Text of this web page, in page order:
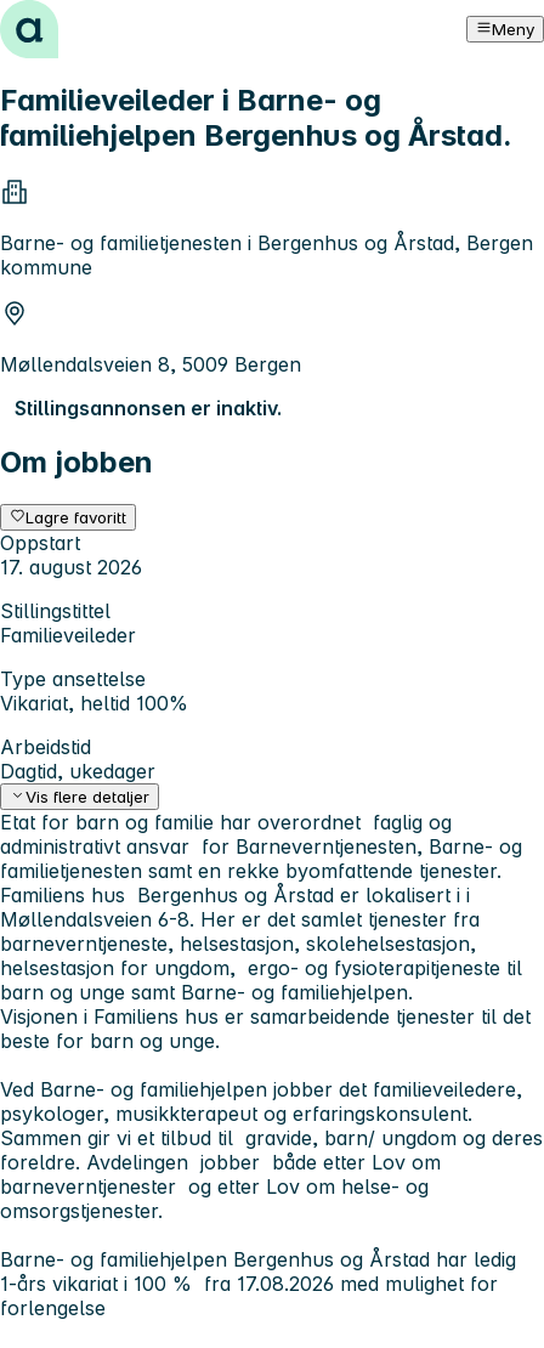
Hopp til innhold Meny
Familieveileder i Barne- og
familiehjelpen Bergenhus og Årstad.
Barne- og familietjenesten i Bergenhus og Årstad, Bergen
kommune
Møllendalsveien 8, 5009 Bergen
Stillingsannonsen er inaktiv.
Om jobben
Lagre favoritt
Oppstart
17. august 2026
Stillingstittel
Familieveileder
Type ansettelse
Vikariat, heltid 100%
Arbeidstid
Dagtid, ukedager
Vis flere detaljer
Etat for barn og familie har overordnet faglig og
administrativt ansvar for Barneverntjenesten, Barne- og
familietjenesten samt en rekke byomfattende tjenester.
Familiens hus Bergenhus og Årstad er lokalisert i i
Møllendalsveien 6-8. Her er det samlet tjenester fra
barneverntjeneste, helsestasjon, skolehelsestasjon,
helsestasjon for ungdom, ergo- og fysioterapitjeneste til
barn og unge samt Barne- og familiehjelpen.
Visjonen i Familiens hus er samarbeidende tjenester til det
beste for barn og unge.
Ved Barne- og familiehjelpen jobber det familieveiledere,
psykologer, musikkterapeut og erfaringskonsulent.
Sammen gir vi et tilbud til gravide, barn/ ungdom og deres
foreldre. Avdelingen jobber både etter Lov om
barneverntjenester og etter Lov om helse- og
omsorgstjenester.
Barne- og familiehjelpen Bergenhus og Årstad har ledig
1-års vikariat i 100 % fra 17.08.2026 med mulighet for
forlengelse